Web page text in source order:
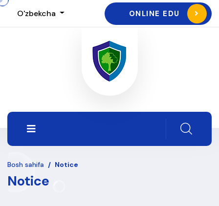
O'zbekcha ONLINE EDU
Bosh sahifa / Notice
Notice